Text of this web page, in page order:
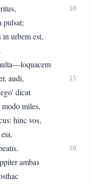
10
pulsat;
urbem est,
audi,
15
dicat
miles,
hinc vos,
20
ambas